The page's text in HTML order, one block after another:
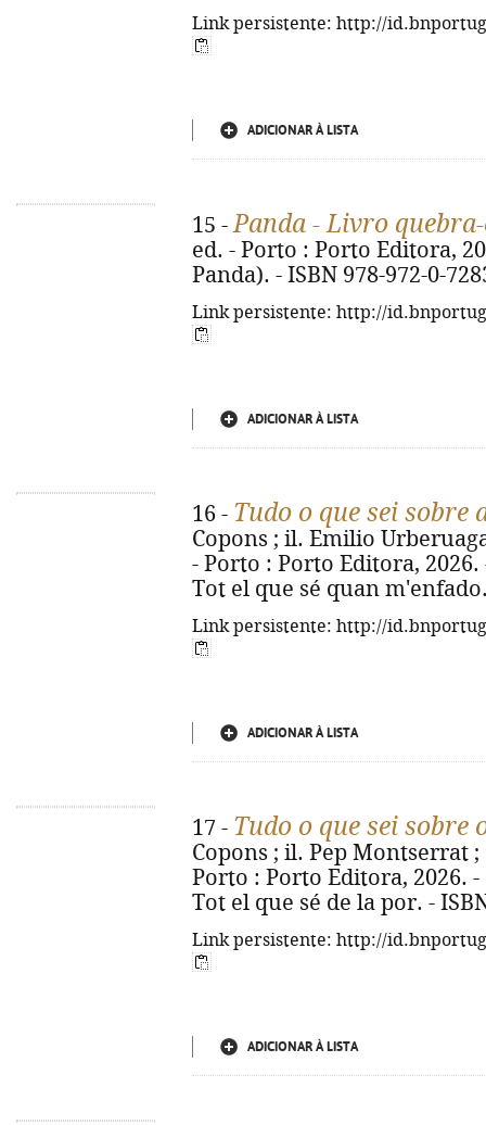
Link persistente: http://
ADICIONAR À LISTA
15 -Panda - Livro
ed. - Porto : Porto Editora,
Panda). - ISBN 978-972-0-
Link persistente: http://
ADICIONAR À LISTA
16 - Tudo o que sei sobre
Copons ; il. Emilio
- Porto : Porto Editora,
Tot el que sé quan
Link persistente: http://
ADICIONAR À LISTA
17 - Tudo o que sei sobre
Copons ; il. Pep Montserrat ;
Porto : Porto Editora, 2026.
Tot el que sé de la por. -
Link persistente: http://
ADICIONAR À LISTA